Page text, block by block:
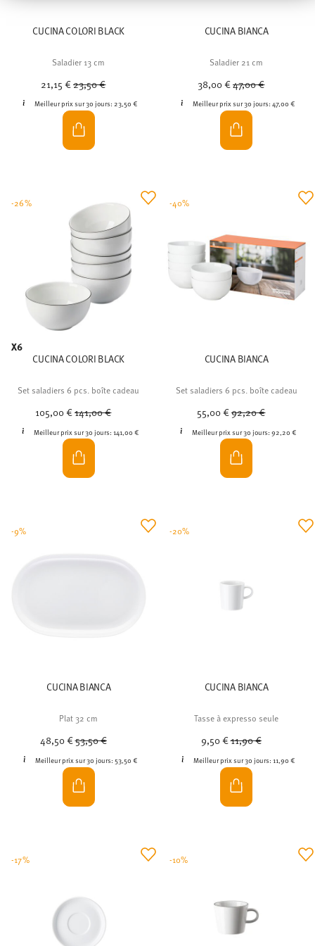
haben.
CUCINA COLORI BLACK
Saladier 13 cm
21,15 € Price reduced from
23,50 €
Meilleur prix sur 30 jours:23,50 €
CUCINA BIANCA
Saladier 21 cm
38,00 € Price reduced from
47,00 €
Meilleur prix sur 30 jours:47,00 €
X6
CUCINA COLORI BLACK
Set saladiers 6 pcs. boîte cadeau
105,00 € Price reduced from
141,00 €
Meilleur prix sur 30 jours: 141,00 €
-26%
CUCINA BIANCA
Set saladiers 6 pcs. boîte cadeau
55,00 € Price reduced from
92,20 €
Meilleur prix sur 30 jours: 92,20 €
-40%
CUCINA BIANCA
Plat 32 cm
48,50 €Price reduced from
53,50 €to
Meilleur prix sur 30 jours: 53,50 €
-9%
CUCINA BIANCA
Tasse à expresso seule
9,50 €Price reduced from
11,90 €to
Meilleur prix sur 30 jours: 11,90 €
-20%
-17% -10%